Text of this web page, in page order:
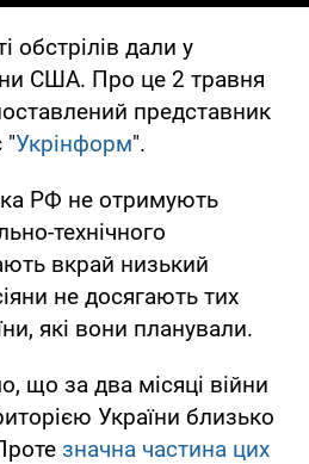
обстрілів дали у
США. Про це 2 травня
представник
"Укрінформ".
РФ не отримують
технічного
вкрай низький
не досягають тих
які вони планували.
що за два місяці війни
України близько
значна частина цих